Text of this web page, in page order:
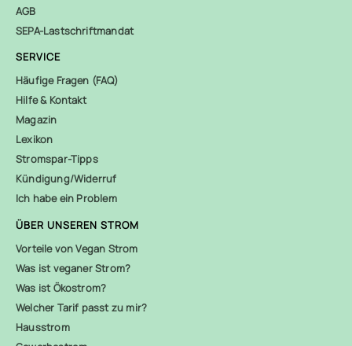
AGB
SEPA-Lastschriftmandat
SERVICE
Häufige Fragen (FAQ)
Hilfe & Kontakt
Magazin
Lexikon
Stromspar-Tipps
Kündigung/Widerruf
Ich habe ein Problem
ÜBER UNSEREN STROM
Vorteile von Vegan Strom
Was ist veganer Strom?
Was ist Ökostrom?
Welcher Tarif passt zu mir?
Hausstrom